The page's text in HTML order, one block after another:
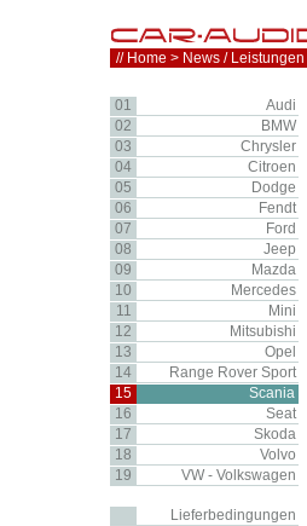
01
Audi
02
BMW
03
Chrysler
04
Citroen
05
Dodge
06
Fendt
07
Ford
08
Jeep
09
Mazda
10
Mercedes
11
Mini
12
Mitsubishi
13
Opel
14
Range Rover Sport
15
Scania
16
Seat
17
Skoda
18
Volvo
19
VW - Volkswagen
Lieferbedingungen
// Home > News / Leistungen